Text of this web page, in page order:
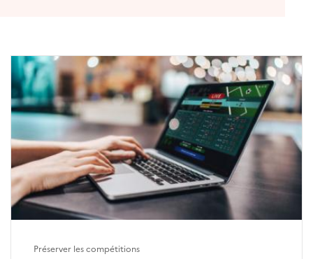
Préserver les compétitions